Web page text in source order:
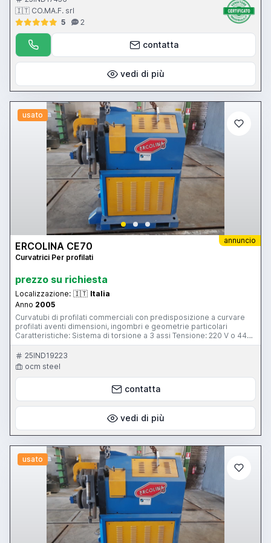
🇮🇹 CO.MA.F. srl
5
2
contatta
vedi di più
usato
annuncio
ERCOLINA CE70
Curvatrici Per profilati
prezzo su richiesta
Localizzazione: 🇮🇹 Italia
Anno 2005
Curvatubi di profilati commerciali con predisposizione a curvare
profilati aventi dimensioni, ingombri e geometrie particolari
Caratteristiche: Sistema di torsione a 3 assi Tensione: 220 V o 440
V, trifase Peso: 1500kg Macchinario dotato di Rulli standard, rulli di
spalla con raddrizzatore speciale per curvare angoli ala
internaesterna Posizione operativa verticale ed orizzontale Grado
di piega: 0-360 ° Velocità di piegatura: 8 giri / min Sistema di
correzione anti-torsione: manuale Programmazione: Touchpad
Distanza tra gli alberi: 380 mm Accessori: Rulli standard e rulli di
spalla con raddrizzatore speciale Condizioni: Ottime condizioni
N.B. Contattateci per visita in loco del macchinario ed ulteriori
informazioni prezzo incluso
25IND19223
ocm steel
contatta
vedi di più
usato